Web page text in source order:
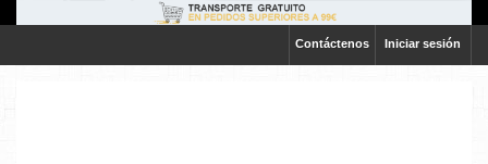
Iniciar sesión
Contáctenos